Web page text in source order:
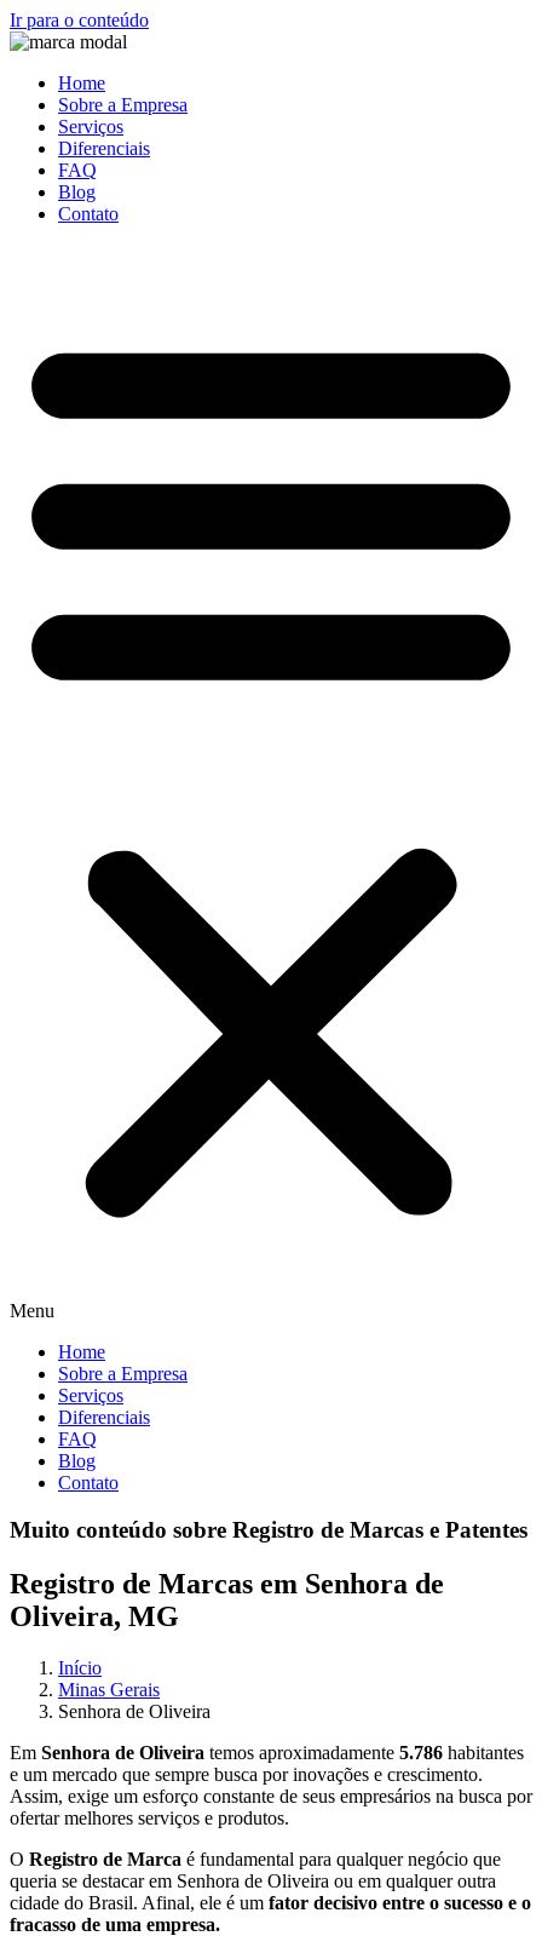
Ir para o conteúdo
Home
Sobre a Empresa
Serviços
Diferenciais
FAQ
Blog
Contato
Menu
Home
Sobre a Empresa
Serviços
Diferenciais
FAQ
Blog
Contato
Muito conteúdo sobre Registro de Marcas e Patentes
Registro de Marcas em Senhora de
Oliveira, MG
Início
Minas Gerais
Senhora de Oliveira
Em Senhora de Oliveira temos aproximadamente 5.786 habitantes
e um mercado que sempre busca por inovações e crescimento.
Assim, exige um esforço constante de seus empresários na busca por
ofertar melhores serviços e produtos.
O Registro de Marca é fundamental para qualquer negócio que
queria se destacar em Senhora de Oliveira ou em qualquer outra
cidade do Brasil. Afinal, ele é um fator decisivo entre o sucesso e o
fracasso de uma empresa.